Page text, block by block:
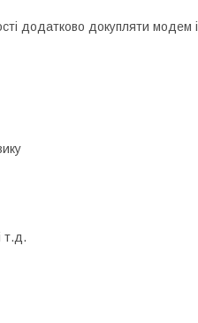
додатково докупляти модем і
т.д.